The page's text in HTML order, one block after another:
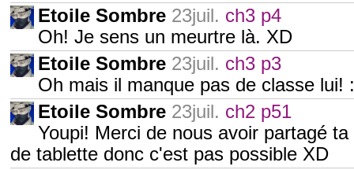
Etoile Sombre 23juil. ch3 p4
Oh! Je sens un meurtre là. XD
Etoile Sombre 23juil. ch3 p3
Oh mais il manque pas de classe lui!
Etoile Sombre 23juil. ch2 p51
Youpi! Merci de nous avoir partagé
de tablette donc c'est pas possible XD